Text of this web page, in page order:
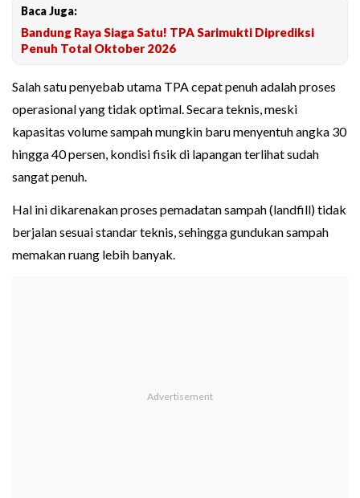
Baca Juga:
Bandung Raya Siaga Satu! TPA Sarimukti Diprediksi
Penuh Total Oktober 2026
Salah satu penyebab utama TPA cepat penuh adalah proses
operasional yang tidak optimal. Secara teknis, meski
kapasitas volume sampah mungkin baru menyentuh angka 30
hingga 40 persen, kondisi fisik di lapangan terlihat sudah
sangat penuh.
Hal ini dikarenakan proses pemadatan sampah (landfill) tidak
berjalan sesuai standar teknis, sehingga gundukan sampah
memakan ruang lebih banyak.